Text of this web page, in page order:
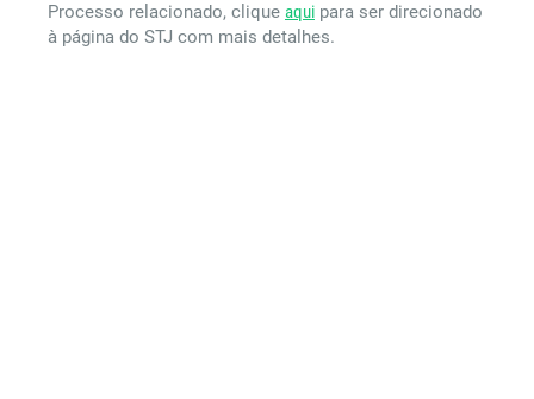
Processo relacionado, clique aqui para ser direcionado
à página do STJ com mais detalhes.